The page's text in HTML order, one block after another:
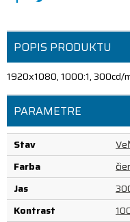
POPIS PRODUKTU
1920x1080, 1000:1, 300cd/
PARAMETRE
Stav
Farba
Jas
Kontrast